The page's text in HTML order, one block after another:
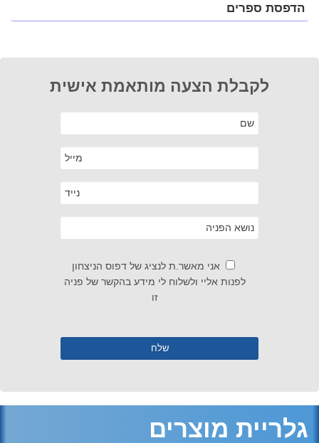
הדפסת ספרים
לקבלת הצעה מותאמת אישית
אני מאשר.ת לנציג של דפוס הניצחון
לפנות אליי ולשלוח לי מידע בהקשר של פניה
זו
גלריית מוצרים